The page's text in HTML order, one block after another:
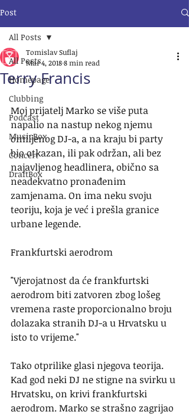
Post
All Posts
Homepage
Clubbing
Podcast
MusicBox
Concert
DraftBox
All Posts
Terry Francis
Tomislav Suflaj
Mar 4, 20188 min read
Moj prijatelj Marko se više puta
napalio na nastup nekog njemu
omiljenog DJ-a, a na kraju bi party
bio otkazan, ili pak održan, ali bez
najavljenog headlinera, obično sa
neadekvatno pronađenim
zamjenama. On ima neku svoju
teoriju, koja je već i prešla granice
urbane legende.
Frankfurtski aerodrom
"Vjerojatnost da će frankfurtski
aerodrom biti zatvoren zbog lošeg
vremena raste proporcionalno broju
dolazaka stranih DJ-a u Hrvatsku u
isto to vrijeme."
Tako otprilike glasi njegova teorija.
Kad god neki DJ ne stigne na svirku u
Hrvatsku, on krivi frankfurtski
aerodrom. Marko se strašno zagrijao